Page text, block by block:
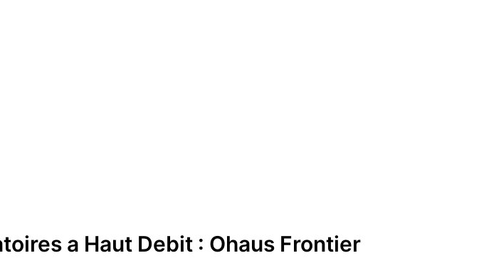
a Haut Debit : Ohaus Frontier